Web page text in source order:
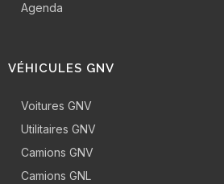
Agenda
VÉHICULES GNV
Voitures GNV
Utilitaires GNV
Camions GNV
Camions GNL